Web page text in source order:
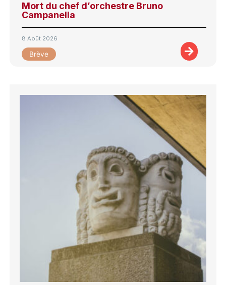
Mort du chef d’orchestre Bruno
Campanella
8 Août 2026
Brève